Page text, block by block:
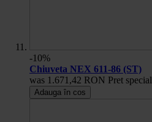
-10%
Chiuveta NEX 611-86 (ST)
was 1.671,42 RON Pret special
Adauga în cos